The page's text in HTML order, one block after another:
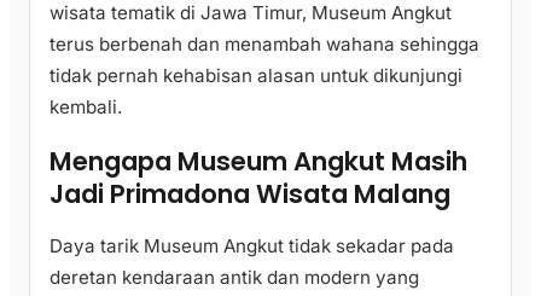
wisata tematik di Jawa Timur, Museum Angkut
terus berbenah dan menambah wahana sehingga
tidak pernah kehabisan alasan untuk dikunjungi
kembali.
Mengapa Museum Angkut Masih
Jadi Primadona Wisata Malang
Daya tarik Museum Angkut tidak sekadar pada
deretan kendaraan antik dan modern yang